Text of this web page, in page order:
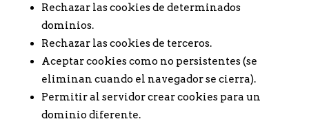
Rechazar las cookies de determinados
dominios.
Rechazar las cookies de terceros.
Aceptar cookies como no persistentes (se
eliminan cuando el navegador se cierra).
Permitir al servidor crear cookies para un
dominio diferente.